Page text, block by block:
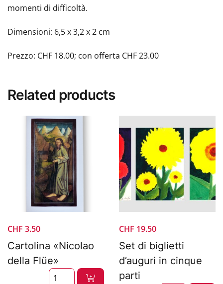
momenti di difficoltà.
Dimensioni: 6,5 x 3,2 x 2 cm
Prezzo: CHF 18.00; con offerta CHF 23.00
Related products
CHF 3.50
Cartolina «Nicolao
della Flüe»
CHF 19.50
Set di biglietti
d’auguri in cinque
parti